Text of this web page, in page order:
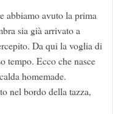
abbiamo avuto la prima
sia già arrivato a
Da qui la voglia di
tempo. Ecco che nasce
homemade.
nel bordo della tazza,